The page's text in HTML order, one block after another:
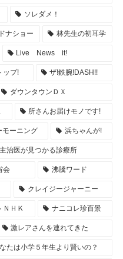
ソレダメ！
ナショー 林先生の初耳学
Live News it!
ップ! ザ!鉄腕!DASH!!
ダウンタウンＤＸ
所さんお届けモノです!
モーニング 浜ちゃんが!
主治医が見つかる診療所
会 沸騰ワード
クレイジージャーニー
ＮＨＫ ナニコレ珍百景
激レアさんを連れてきた
たは小学５年生より賢いの？